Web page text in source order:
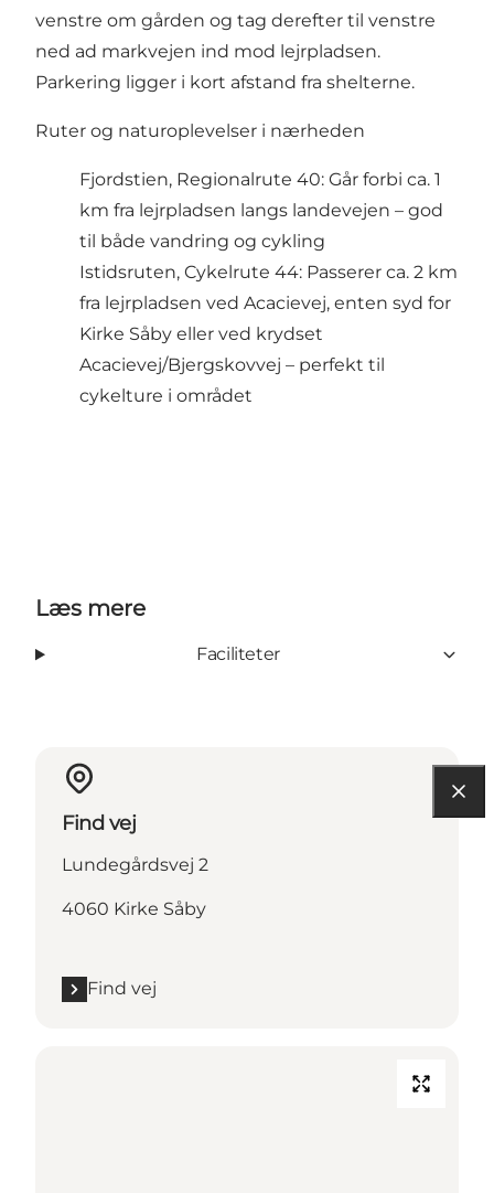
venstre om gården og tag derefter til venstre
ned ad markvejen ind mod lejrpladsen.
Parkering ligger i kort afstand fra shelterne.
Ruter og naturoplevelser i nærheden
Fjordstien, Regionalrute 40: Går forbi ca. 1
km fra lejrpladsen langs landevejen – god
til både vandring og cykling
Istidsruten, Cykelrute 44: Passerer ca. 2 km
fra lejrpladsen ved Acacievej, enten syd for
Kirke Såby eller ved krydset
Acacievej/Bjergskovvej – perfekt til
cykelture i området
Læs mere
Faciliteter
Find vej
Lundegårdsvej 2
4060 Kirke Såby
Find vej